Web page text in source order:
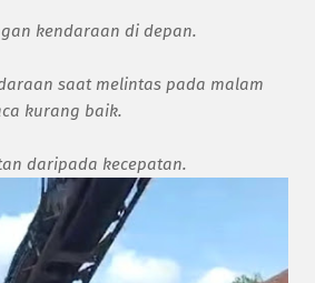
kendaraan di depan.
saat melintas pada malam
kurang baik.
daripada kecepatan.